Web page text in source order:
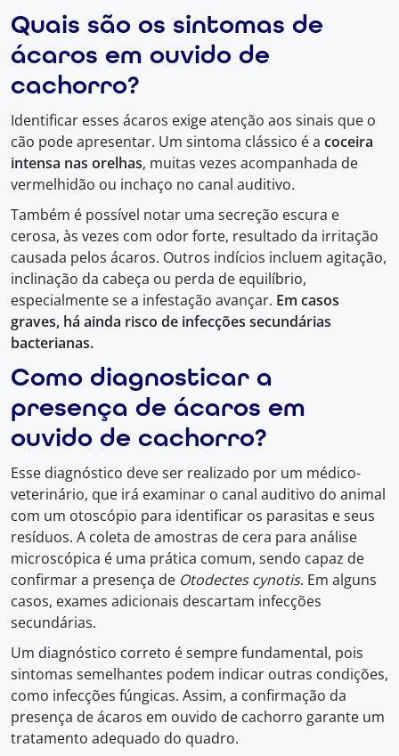
Quais são os sintomas de
ácaros em ouvido de
cachorro?
Identificar esses ácaros exige atenção aos sinais que o
cão pode apresentar. Um sintoma clássico é a coceira
intensa nas orelhas, muitas vezes acompanhada de
vermelhidão ou inchaço no canal auditivo.
Também é possível notar uma secreção escura e
cerosa, às vezes com odor forte, resultado da irritação
causada pelos ácaros. Outros indícios incluem agitação,
inclinação da cabeça ou perda de equilíbrio,
especialmente se a infestação avançar. Em casos
graves, há ainda risco de infecções secundárias
bacterianas.
Como diagnosticar a
presença de ácaros em
ouvido de cachorro?
Esse diagnóstico deve ser realizado por um médico-
veterinário, que irá examinar o canal auditivo do animal
com um otoscópio para identificar os parasitas e seus
resíduos. A coleta de amostras de cera para análise
microscópica é uma prática comum, sendo capaz de
confirmar a presença de Otodectes cynotis. Em alguns
casos, exames adicionais descartam infecções
secundárias.
Um diagnóstico correto é sempre fundamental, pois
sintomas semelhantes podem indicar outras condições,
como infecções fúngicas. Assim, a confirmação da
presença de ácaros em ouvido de cachorro garante um
tratamento adequado do quadro.